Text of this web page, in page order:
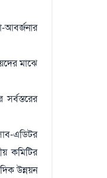
আবর্জনার
মাঝে
এডিটর
কমিটির
উন্নয়ন